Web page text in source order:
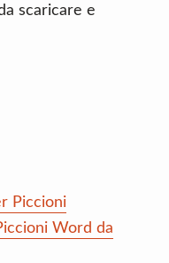
scaricare e
Piccioni
Word da